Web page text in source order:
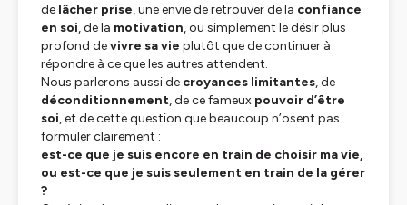
de lâcher prise, une envie de retrouver de la confiance
en soi, de la motivation, ou simplement le désir plus
profond devivre sa vie plutôt que de continuer à
répondre à ce que les autres attendent.
Nous parlerons aussi de croyances limitantes, de
déconditionnement, de ce fameux pouvoir d’être
soi, et de cette question que beaucoup n’osent pas
formuler clairement :
est-ce que je suis encore en train de choisir ma vie,
ou est-ce que je suis seulement en train de la gérer
?